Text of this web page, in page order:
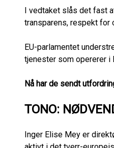
I vedtaket slås det fast
transparens, respekt for
EU-parlamentet
tjenester som opererer i
Nå har de sendt
TONO:
Inger Elise Mey er